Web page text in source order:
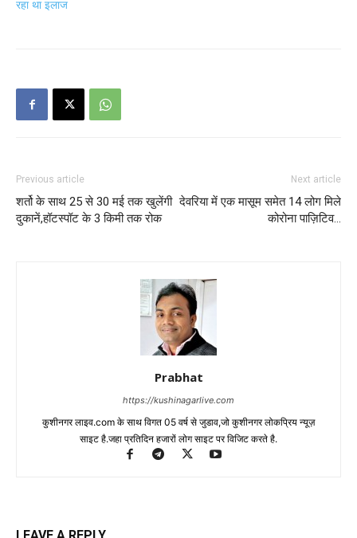
रहा था इलाज
Previous article
शर्तो के साथ 25 से 30 मई तक खुलेंगी
दुकानें,हॉटस्पॉट के 3 किमी तक रोक
Next article
देवरिया में एक मासूम समेत 14 लोग मिले
कोरोना पाज़िटिव…
Prabhat
https://kushinagarlive.com
कुशीनगर लाइव.com के साथ विगत 05 वर्ष से जुडाव,जो कुशीनगर लोकप्रिय न्यूज़
साइट है.जहा प्रतिदिन हजारों लोग साइट पर विजिट करते है.